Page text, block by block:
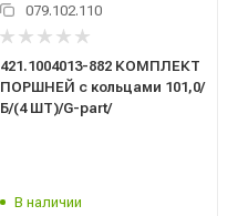
079.102.110
421.1004013-882 КОМПЛЕКТ
ПОРШНЕЙ с кольцами 101,0/
Б/(4 ШТ)/G-part/
В наличии